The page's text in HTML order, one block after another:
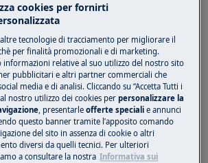
è che la email con il
attivazione della password
stata ricevuta in una cartella di
o in una cartella spam
le tue cartelle di posta
/ spam
cookies per fornirti
tecnologie di tracciamento per migliorare il
per finalità promozionali e di marketing.
relative al suo utilizzo del nostro sito
pubblicitari e altri partner commerciali che
media e di analisi. Cliccando su “Accetta Tutti i
al nostro utilizzo dei cookies perpersonalizzare la
, presentarleofferte speciali e annunci
questo banner tramite l’apposito comando
del sito in assenza di cookie o altri
diversi da quelli tecnici. Per ulteriori
a consultare la nostra Informativa sui